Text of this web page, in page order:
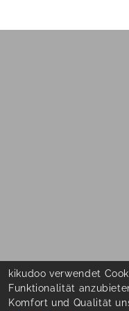
kikudoo verwendet
Funktionalität
Komfort und Qualität